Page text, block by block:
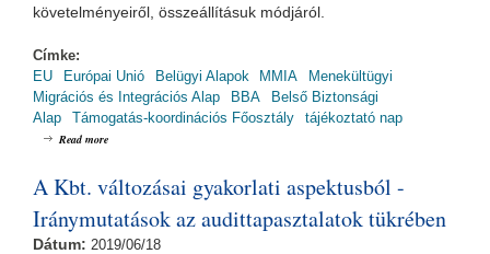
követelményeiről, összeállításuk módjáról.
Címke:
EU
Európai Unió Belügyi Alapok MMIA
Menekültügyi
Migrációs és Integrációs Alap
BBA
Belső Biztonsági
Alap
Támogatás-koordinációs Főosztály tájékoztató nap
Read more
A Kbt. változásai gyakorlati aspektusból -
Iránymutatások az audittapasztalatok tükrében
Dátum: 2019/06/18